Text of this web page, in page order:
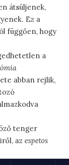
átsüljenek,
Ez a
függően, hogy
a
abban rejlik,
tenger
az espetos